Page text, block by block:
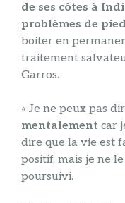
de ses côtes à
problèmes de
boiter en
traitement
Garros.
« Je ne peux pas
mentalement car
dire que la vie est
positif, mais je ne
poursuivi.